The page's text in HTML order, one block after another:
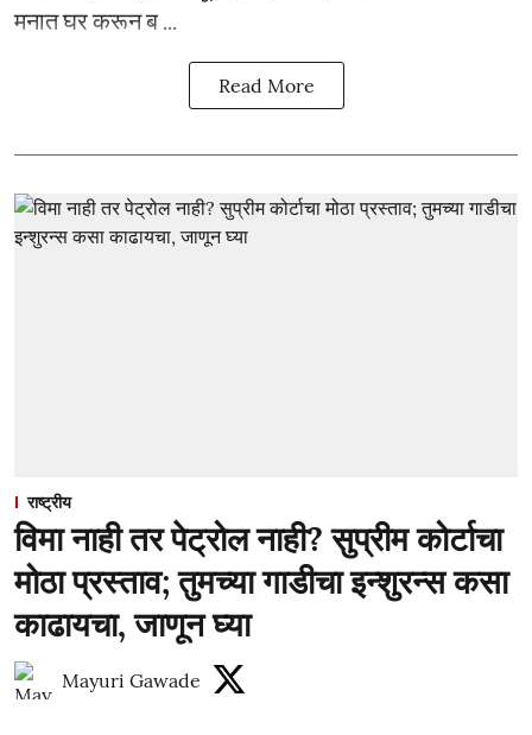
मनात घर करून ब ...
Read More
राष्ट्रीय
विमा नाही तर पेट्रोल नाही? सुप्रीम कोर्टाचा
मोठा प्रस्ताव; तुमच्या गाडीचा इन्शुरन्स कसा
काढायचा, जाणून घ्या
Mayuri Gawade